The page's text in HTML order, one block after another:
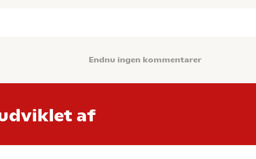
Endnu ingen kommentarer
af